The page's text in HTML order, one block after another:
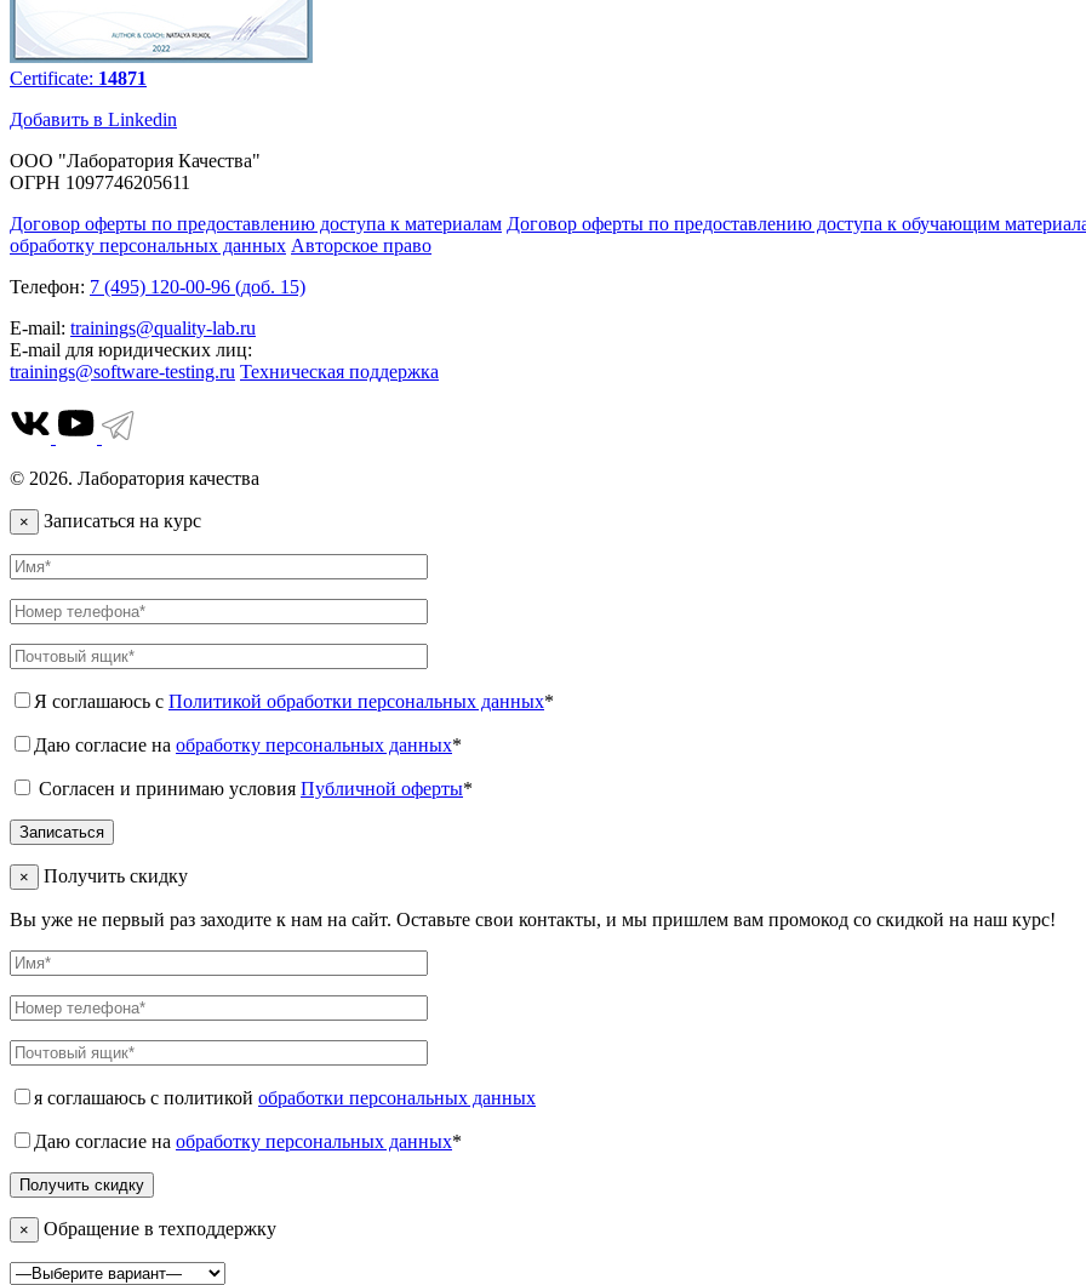
Certificate: 14871
Добавить в Linkedin
ООО "Лаборатория Качества"
ОГРН 1097746205611
Договор оферты по предоставлению доступа к материалам Договор оферты по предоставлению доступа к обучающим
обработку персональных данных Авторское право
Телефон: 7 (495) 120-00-96 (доб. 15)
E-mail: trainings@quality-lab.ru
E-mail для юридических лиц:
trainings@software-testing.ru Техническая поддержка
© 2026. Лаборатория качества
× Записаться на курс
Я соглашаюсь с Политикой обработки персональных данных*
Даю согласие на обработку персональных данных*
Согласен и принимаю условия Публичной оферты*
× Получить скидку
Вы уже не первый раз заходите к нам на сайт. Оставьте свои контакты, и мы пришлем вам промокод со скидкой на наш курс!
я соглашаюсь с политикой обработки персональных данных
Даю согласие на обработку персональных данных*
× Обращение в техподдержку